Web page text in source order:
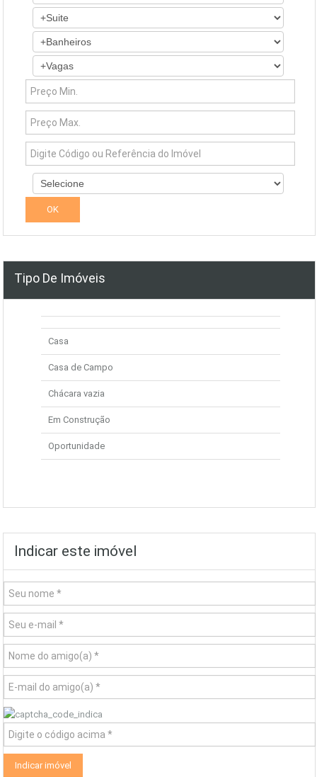
Tipo De Imóveis
Casa
Casa de Campo
Chácara vazia
Em Construção
Oportunidade
Indicar este imóvel